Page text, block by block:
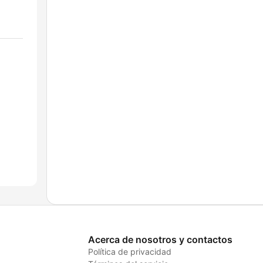
Acerca de nosotros y contactos
Política de privacidad